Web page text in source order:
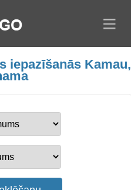
iepazīšanās Kamau,